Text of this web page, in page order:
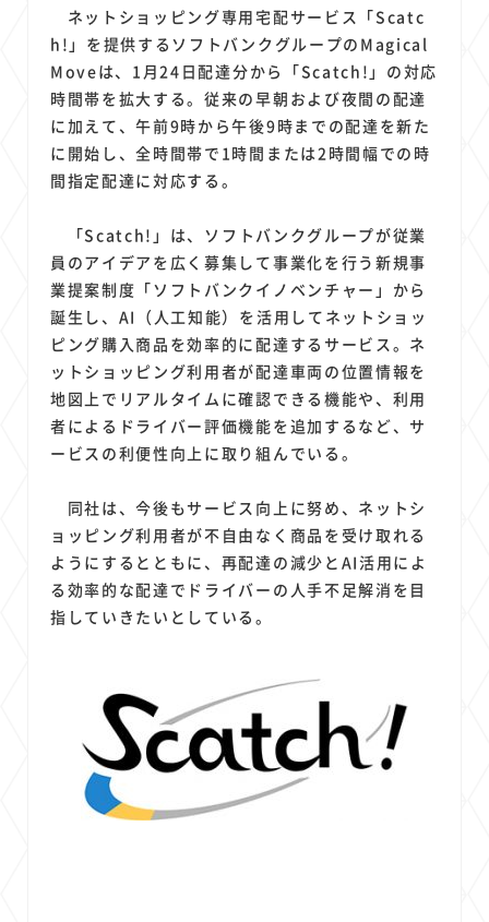
中東情勢 1 輸送費 1 Facebook 1 twitter 1 Instagram 1
原材料費 1 端末価格 1 G20 1 購買力 1 MNO 1
スマートホーム家電 1 クラウド 1 ライドシェア 1
ポイントサービス 共通ポイント 経済圏 Azure AI
Google Pixel 1 surface 1 会社 1 価格 1 NTTドコモ 1
オンラインサロン 1
ネットショッピング専用宅配サービス「Scatc
h!」を提供するソフトバンクグループのMagical
Moveは、1月24日配達分から「Scatch!」の対応
時間帯を拡大する。従来の早朝および夜間の配達
に加えて、午前9時から午後9時までの配達を新た
に開始し、全時間帯で1時間または2時間幅での時
間指定配達に対応する。
「Scatch!」は、ソフトバンクグループが従業
員のアイデアを広く募集して事業化を行う新規事
業提案制度「ソフトバンクイノベンチャー」から
誕生し、AI（人工知能）を活用してネットショッ
ピング購入商品を効率的に配達するサービス。ネ
ットショッピング利用者が配達車両の位置情報を
地図上でリアルタイムに確認できる機能や、利用
者によるドライバー評価機能を追加するなど、サ
ービスの利便性向上に取り組んでいる。
同社は、今後もサービス向上に努め、ネットシ
ョッピング利用者が不自由なく商品を受け取れる
ようにするとともに、再配達の減少とAI活用によ
る効率的な配達でドライバーの人手不足解消を目
指していきたいとしている。